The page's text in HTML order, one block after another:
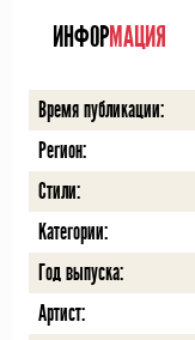
ИНФОРМАЦИЯ
Время публикации:
Регион:
Стили:
Категории:
Год выпуска:
Артист: